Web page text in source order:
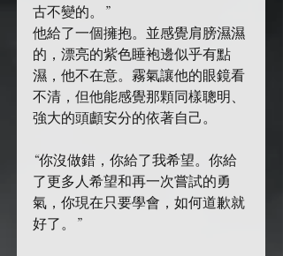
古不變的。”
他給了一個擁抱。並感覺肩膀濕濕
的，漂亮的紫色睡袍邊似乎有點
濕，他不在意。霧氣讓他的眼鏡看
不清，但他能感覺那顆同樣聰明、
強大的頭顱安分的依著自己。
“你沒做錯，你給了我希望。你給
了更多人希望和再一次嘗試的勇
氣，你現在只要學會，如何道歉就
好了。”